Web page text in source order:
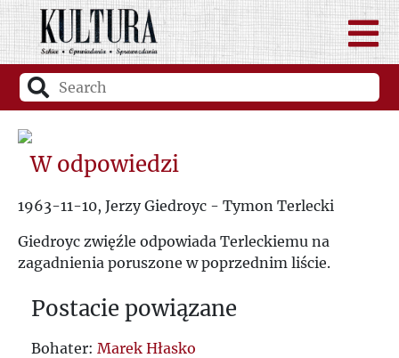
W odpowiedzi
1963-11-10, Jerzy Giedroyc - Tymon Terlecki
Giedroyc zwięźle odpowiada Terleckiemu na
zagadnienia poruszone w poprzednim liście.
Postacie powiązane
Bohater: Marek Hłasko